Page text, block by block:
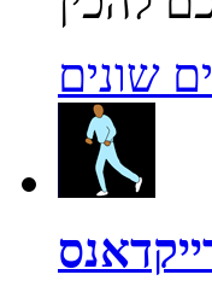
שונים